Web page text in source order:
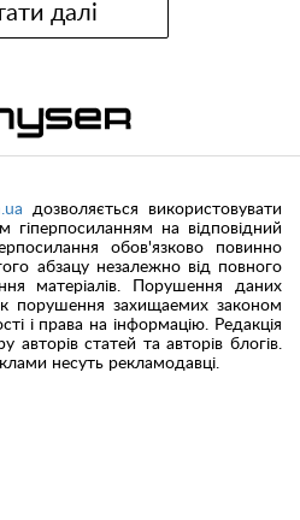
далі
дозволяється використовувати
гіперпосиланням на відповідний
обов'язково повинно
абзацу незалежно від повного
матеріалів. Порушення даних
порушення захищаемих законом
і права на інформацію. Редакція
статей та авторів блогів.
несуть рекламодавці.